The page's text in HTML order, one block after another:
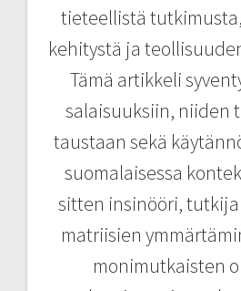
tieteellistä
kehitystä ja
Tämä artikkeli
salaisuuksiin, niiden
taustaan sekä
suomalaisessa
sitten insinööri,
matriisien
monimutkaisten